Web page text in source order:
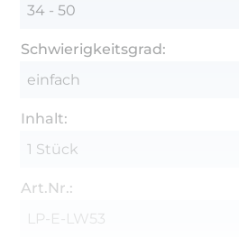
34 - 50
Schwierigkeitsgrad:
einfach
Inhalt:
1 Stück
Art.Nr.:
LP-E-LW53